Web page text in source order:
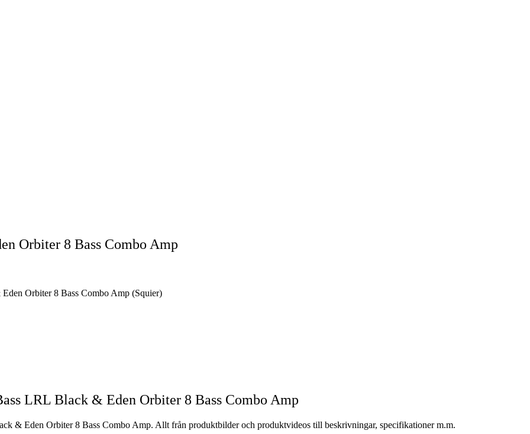
Orbiter 8 Bass Combo Amp
Orbiter 8 Bass Combo Amp (Squier)
LRL Black & Eden Orbiter 8 Bass Combo Amp
& Eden Orbiter 8 Bass Combo Amp. Allt från produktbilder och produktvideos till beskrivningar, specifikationer m.m.